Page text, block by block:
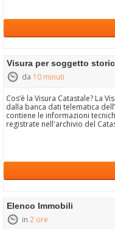
Visura per soggetto
da 10 minuti
Cos’è la Visura Catastale? La
dalla banca dati telematica
contiene le informazioni
registrate nell'archivio del
Elenco Immobili
in 2 ore